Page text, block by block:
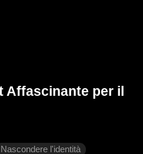
Affascinante per il
Nascondere l'identità